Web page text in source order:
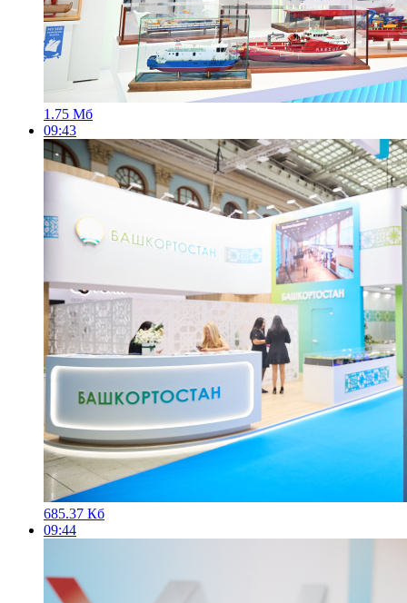
1.75 Мб
09:43
685.37 Кб
09:44